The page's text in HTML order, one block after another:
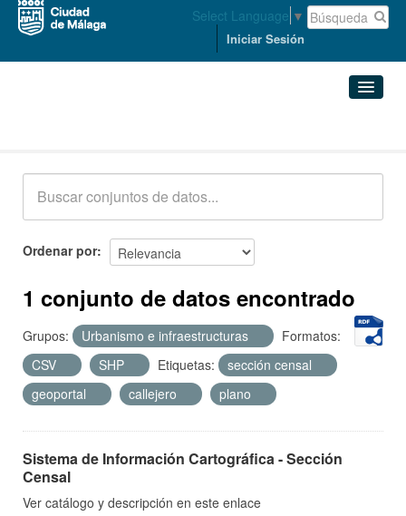
Select Language ▼
Iniciar Sesión
Acerca de
Ordenar por
1 conjunto de datos encontrado
Grupos: Urbanismo e infraestructuras
Formatos:
CSV
SHP Etiquetas:
sección censal
geoportal
callejero plano
Sistema de Información Cartográfica - Sección
Censal
Ver catálogo y descripción en este enlace